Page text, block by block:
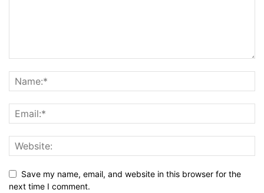
Save my name, email, and website in this browser for the
next time I comment.